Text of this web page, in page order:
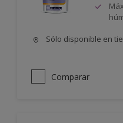
Sólo disponible en
Comparar